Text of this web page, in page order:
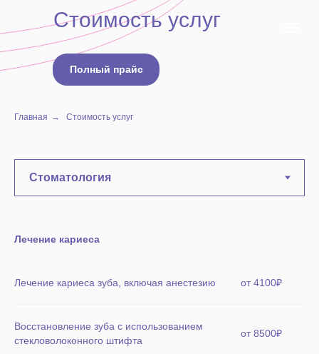
Стоимость услуг
Полный прайс
Главная → Стоимость услуг
Лечение кариеса
Лечение кариеса зуба, включая анестезию от 4100₽
Восстановление зуба с использованием
стекловолоконного штифта
от 8500₽